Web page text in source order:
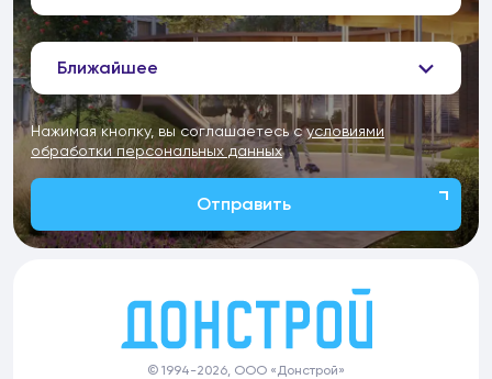
Ближайшее
Нажимая кнопку, вы соглашаетесь сусловиями
обработки персональных данных
Отправить
© 1994-2026, ООО «Донстрой»